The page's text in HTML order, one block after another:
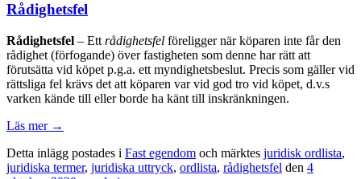
Rådighetsfel
Rådighetsfel – Ett rådighetsfel föreligger när köparen inte får den
rådighet (förfogande) över fastigheten som denne har rätt att
förutsätta vid köpet p.g.a. ett myndighetsbeslut. Precis som gäller vid
rättsliga fel krävs det att köparen var vid god tro vid köpet, d.v.s
varken kände till eller borde ha känt till inskränkningen.
Läs mer →
Detta inlägg postades i Fast egendom och märktes juridisk ordlista,
juridiska termer, juridiska uttryck, ordlista, rådighetsfel den 4